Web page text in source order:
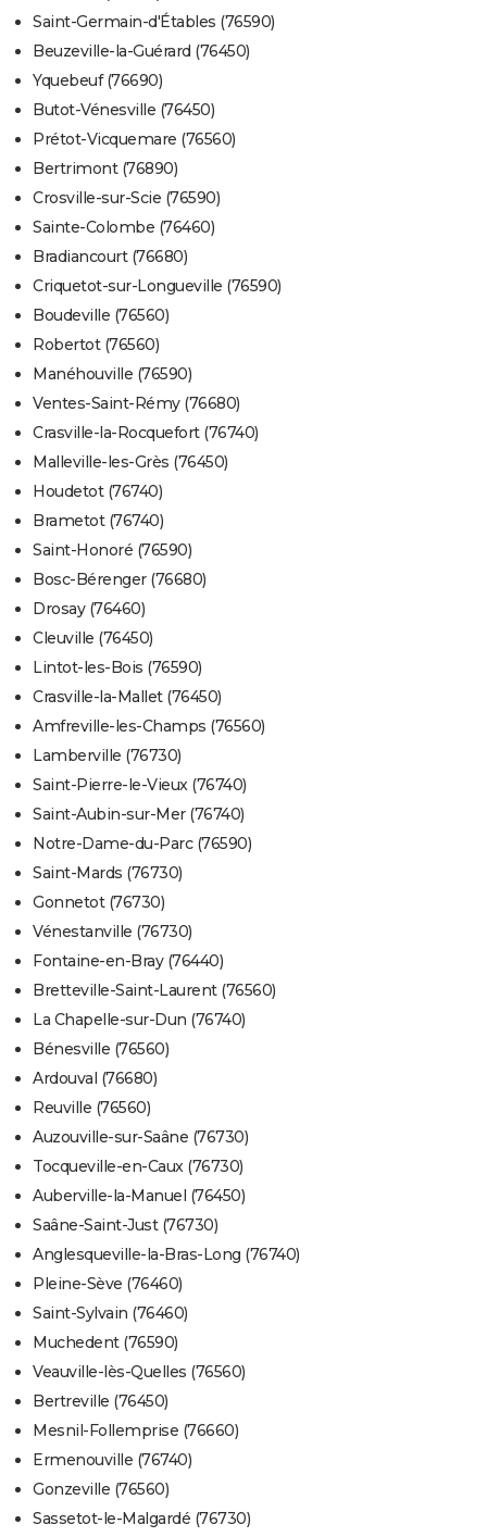
Saint-Germain-d'Étables (76590)
Beuzeville-la-Guérard (76450)
Yquebeuf (76690)
Butot-Vénesville (76450)
Prétot-Vicquemare (76560)
Bertrimont (76890)
Crosville-sur-Scie (76590)
Sainte-Colombe (76460)
Bradiancourt (76680)
Criquetot-sur-Longueville (76590)
Boudeville (76560)
Robertot (76560)
Manéhouville (76590)
Ventes-Saint-Rémy (76680)
Crasville-la-Rocquefort (76740)
Malleville-les-Grès (76450)
Houdetot (76740)
Brametot (76740)
Saint-Honoré (76590)
Bosc-Bérenger (76680)
Drosay (76460)
Cleuville (76450)
Lintot-les-Bois (76590)
Crasville-la-Mallet (76450)
Amfreville-les-Champs (76560)
Lamberville (76730)
Saint-Pierre-le-Vieux (76740)
Saint-Aubin-sur-Mer (76740)
Notre-Dame-du-Parc (76590)
Saint-Mards (76730)
Gonnetot (76730)
Vénestanville (76730)
Fontaine-en-Bray (76440)
Bretteville-Saint-Laurent (76560)
La Chapelle-sur-Dun (76740)
Bénesville (76560)
Ardouval (76680)
Reuville (76560)
Auzouville-sur-Saâne (76730)
Tocqueville-en-Caux (76730)
Auberville-la-Manuel (76450)
Saâne-Saint-Just (76730)
Anglesqueville-la-Bras-Long (76740)
Pleine-Sève (76460)
Saint-Sylvain (76460)
Muchedent (76590)
Veauville-lès-Quelles (76560)
Bertreville (76450)
Mesnil-Follemprise (76660)
Ermenouville (76740)
Gonzeville (76560)
Sassetot-le-Malgardé (76730)